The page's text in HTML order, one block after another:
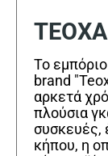
TEOXA
Το
brand
αρκετά
πλούσια
συσκευές,
κήπου, η